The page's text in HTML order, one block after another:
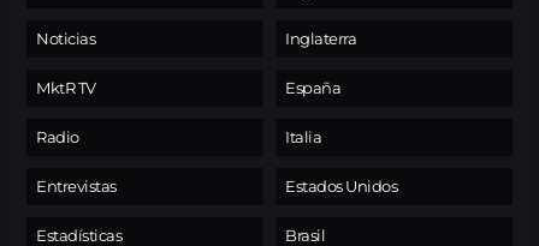
Noticias
MktR TV
Radio
Entrevistas
Estadísticas
Inglaterra
España
Italia
Estados Unidos
Brasil